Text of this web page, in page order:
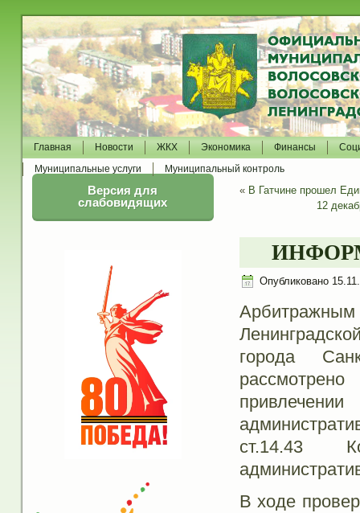
Главная Новости ЖКХ Экономика Финансы
Муниципальные услуги
Муниципальный контроль
Версия для
слабовидящих
« В Гатчине прошел
12
Опубликовано
города
ст.14.43
В ходе